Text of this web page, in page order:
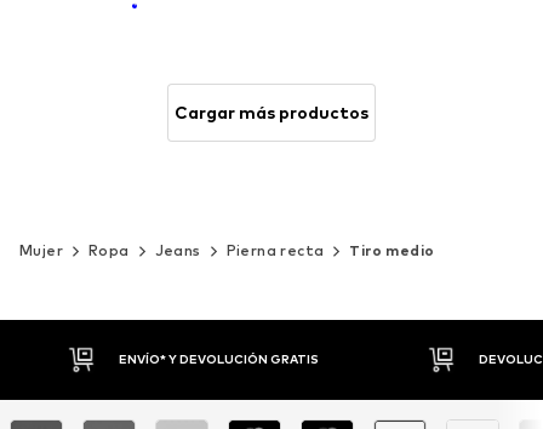
Cargar más productos
Mujer Ropa Jeans Pierna recta Tiro medio
DEVOLUCIONES HASTA 30 DÍAS